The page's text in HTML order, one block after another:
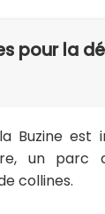
pour la
Buzine est
un parc
collines.